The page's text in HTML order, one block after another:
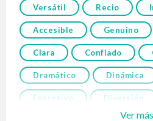
Versátil Recio
Accesible Genuino
Clara Confiado
Dramático Dinámica
Expresivo Diversión
Ver más